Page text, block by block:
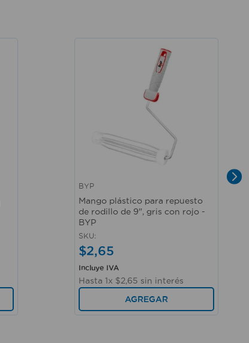
BYP
Mango plástico para repuesto
de rodillo de 9", gris con rojo -
BYP
SKU:
$2,65
Incluye IVA
Hasta 1x $2,65 sin interés
AGREGAR